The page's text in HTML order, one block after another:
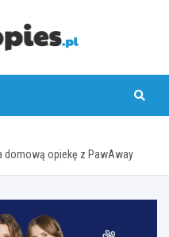
domową opiekę z PawAway